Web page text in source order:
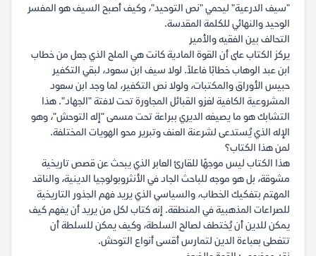
"سيف الدرعية" ليحمي "نص التوحيد"، وكيف أصبح السيف هو المفسر
الوحيد والنهائي للكلمة المقدسة.
التحالف بين الفقيه والأمير
يركز الكتاب على أن القوة المادية كانت هي الملح الذي جعل من خطاب
ابن عبد الوهاب خطابًا فاعلاً. لولا سيف ابن سعود، لبقي التكفير
حبيس الأوراق والمكتبات، ولولا نص التكفير، لما وجد ابن سعود
المشروعية الكافية لغزو القبائل المجاورة تحت لافتة "الجهاد". هذا
التشابك هو ما يصيغه الديري ببراعة تحت مسمى "إله التوحش"، وهو
الإله الذي يُستدعى لشرعنة العنف وتبرير محو الهويات المختلفة.
لمن هذا الكتاب؟
هذا الكتاب ليس موجهًا للقارئ العابر الذي يبحث عن قصص تاريخية
مشوقة، بل هو موجه للباحث الجاد في الأنثروبولوجيا الدينية، والناقد
المهتم بتفكيك الخطاب، والسياسي الذي يريد فهم الجذور التاريخية
للصراعات المذهبية في المنطقة. إنه كتاب لكل من يريد أن يفهم كيف
يمكن للدين أن يُختطف لصالح السلطة، وكيف يمكن للسلطة أن
تتغطى بعباءة الدين لتمارس أقسى أنواع التوحش.